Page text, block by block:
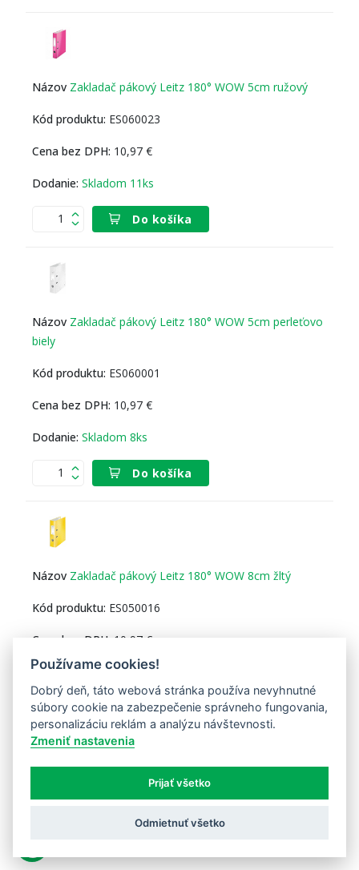
Zakladač pákový Leitz 180° WOW 5cm ružový
ES060023
10,97 €
Skladom 11ks
Do košíka
Zakladač pákový Leitz 180° WOW 5cm perleťovo
biely
ES060001
10,97 €
Skladom 8ks
Do košíka
Zakladač pákový Leitz 180° WOW 8cm žltý
ES050016
10,97 €
Skladom 2ks
Do košíka
Používame cookies!
Dobrý deň, táto webová stránka používa nevyhnutné
súbory cookie na zabezpečenie správneho fungovania,
personalizáciu reklám a analýzu návštevnosti.
Zmeniť nastavenia
Prijať všetko
Odmietnuť všetko